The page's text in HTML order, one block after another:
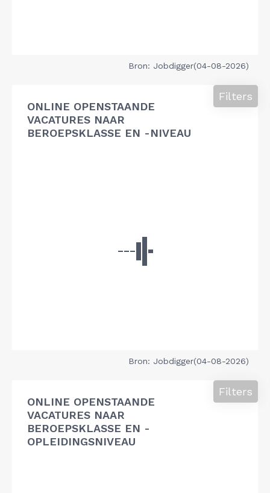
Bron: Jobdigger(04-08-2026)
ONLINE OPENSTAANDE
VACATURES NAAR
BEROEPSKLASSE EN -NIVEAU
Filters
Bron: Jobdigger(04-08-2026)
ONLINE OPENSTAANDE
VACATURES NAAR
BEROEPSKLASSE EN -
OPLEIDINGSNIVEAU
Filters